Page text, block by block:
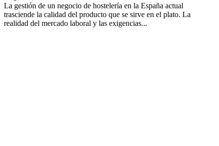
La gestión de un negocio de hostelería en la España actual
trasciende la calidad del producto que se sirve en el plato. La
realidad del mercado laboral y las exigencias...